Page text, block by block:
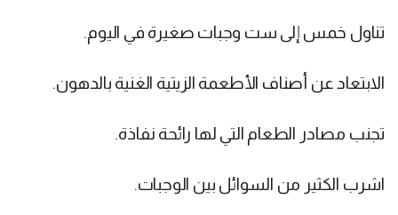
تناول خمس إلى ست وجبات صغيرة في اليوم.
الابتعاد عن أصناف الأطعمة الزيتية الغنية بالدهون.
تجنب مصادر الطعام التي لها رائحة نفاذة.
اشرب الكثير من السوائل بين الوجبات.